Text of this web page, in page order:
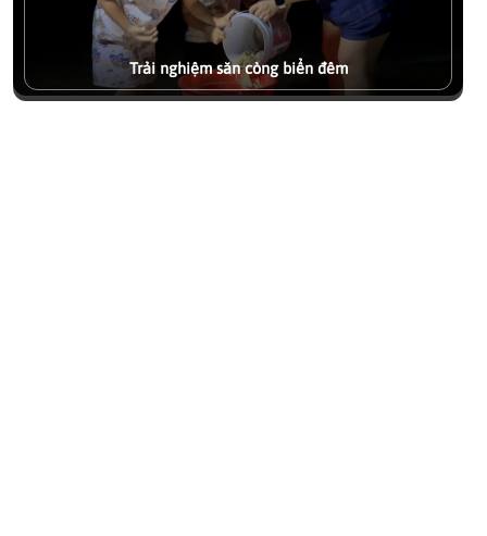
Trải nghiệm săn còng biển đêm
và một chiếc xô nhựa nhỏ. Bạn đã sẵn sàng cho chuyến "chạy
còng đêm" đầy kịch tính chưa?
Xem chi tiết